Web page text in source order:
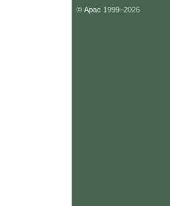
© Арас 1999–2026